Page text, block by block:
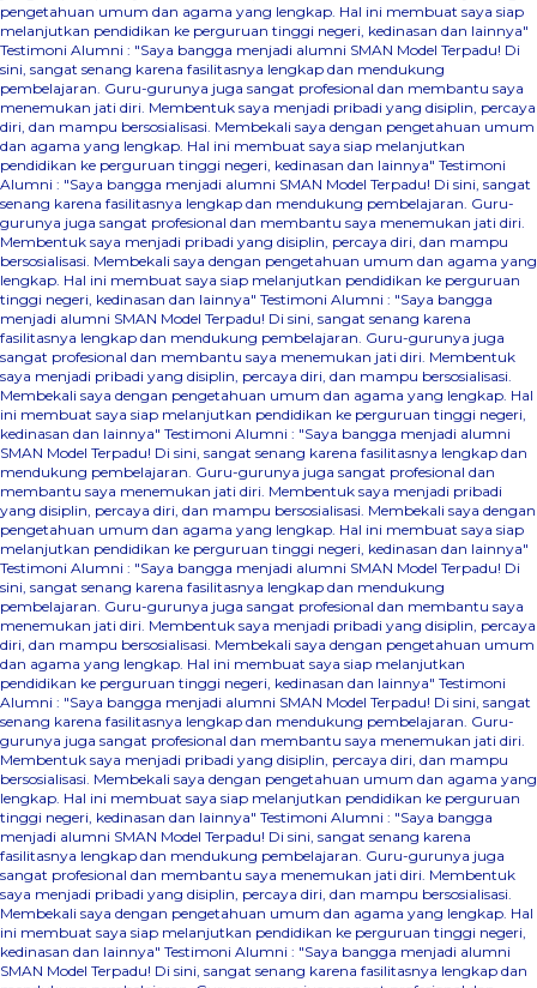
pengetahuan umum dan agama yang lengkap. Hal ini membuat saya siap
melanjutkan pendidikan ke perguruan tinggi negeri, kedinasan dan lainnya"
Testimoni Alumni : "Saya bangga menjadi alumni SMAN Model Terpadu! Di
sini, sangat senang karena fasilitasnya lengkap dan mendukung
pembelajaran. Guru-gurunya juga sangat profesional dan membantu saya
menemukan jati diri. Membentuk saya menjadi pribadi yang disiplin, percaya
diri, dan mampu bersosialisasi. Membekali saya dengan pengetahuan umum
dan agama yang lengkap. Hal ini membuat saya siap melanjutkan
pendidikan ke perguruan tinggi negeri, kedinasan dan lainnya" Testimoni
Alumni : "Saya bangga menjadi alumni SMAN Model Terpadu! Di sini, sangat
senang karena fasilitasnya lengkap dan mendukung pembelajaran. Guru-
gurunya juga sangat profesional dan membantu saya menemukan jati diri.
Membentuk saya menjadi pribadi yang disiplin, percaya diri, dan mampu
bersosialisasi. Membekali saya dengan pengetahuan umum dan agama yang
lengkap. Hal ini membuat saya siap melanjutkan pendidikan ke perguruan
tinggi negeri, kedinasan dan lainnya" Testimoni Alumni : "Saya bangga
menjadi alumni SMAN Model Terpadu! Di sini, sangat senang karena
fasilitasnya lengkap dan mendukung pembelajaran. Guru-gurunya juga
sangat profesional dan membantu saya menemukan jati diri. Membentuk
saya menjadi pribadi yang disiplin, percaya diri, dan mampu bersosialisasi.
Membekali saya dengan pengetahuan umum dan agama yang lengkap. Hal
ini membuat saya siap melanjutkan pendidikan ke perguruan tinggi negeri,
kedinasan dan lainnya" Testimoni Alumni : "Saya bangga menjadi alumni
SMAN Model Terpadu! Di sini, sangat senang karena fasilitasnya lengkap dan
mendukung pembelajaran. Guru-gurunya juga sangat profesional dan
membantu saya menemukan jati diri. Membentuk saya menjadi pribadi
yang disiplin, percaya diri, dan mampu bersosialisasi. Membekali saya dengan
pengetahuan umum dan agama yang lengkap. Hal ini membuat saya siap
melanjutkan pendidikan ke perguruan tinggi negeri, kedinasan dan lainnya"
Testimoni Alumni : "Saya bangga menjadi alumni SMAN Model Terpadu! Di
sini, sangat senang karena fasilitasnya lengkap dan mendukung
pembelajaran. Guru-gurunya juga sangat profesional dan membantu saya
menemukan jati diri. Membentuk saya menjadi pribadi yang disiplin, percaya
diri, dan mampu bersosialisasi. Membekali saya dengan pengetahuan umum
dan agama yang lengkap. Hal ini membuat saya siap melanjutkan
pendidikan ke perguruan tinggi negeri, kedinasan dan lainnya" Testimoni
Alumni : "Saya bangga menjadi alumni SMAN Model Terpadu! Di sini, sangat
senang karena fasilitasnya lengkap dan mendukung pembelajaran. Guru-
gurunya juga sangat profesional dan membantu saya menemukan jati diri.
Membentuk saya menjadi pribadi yang disiplin, percaya diri, dan mampu
bersosialisasi. Membekali saya dengan pengetahuan umum dan agama yang
lengkap. Hal ini membuat saya siap melanjutkan pendidikan ke perguruan
tinggi negeri, kedinasan dan lainnya" Testimoni Alumni : "Saya bangga
menjadi alumni SMAN Model Terpadu! Di sini, sangat senang karena
fasilitasnya lengkap dan mendukung pembelajaran. Guru-gurunya juga
sangat profesional dan membantu saya menemukan jati diri. Membentuk
saya menjadi pribadi yang disiplin, percaya diri, dan mampu bersosialisasi.
Membekali saya dengan pengetahuan umum dan agama yang lengkap. Hal
ini membuat saya siap melanjutkan pendidikan ke perguruan tinggi negeri,
kedinasan dan lainnya" Testimoni Alumni : "Saya bangga menjadi alumni
SMAN Model Terpadu! Di sini, sangat senang karena fasilitasnya lengkap dan